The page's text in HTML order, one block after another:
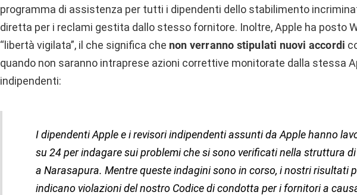
programma di assistenza per tutti i dipendenti dello stabilimento
diretta per i reclami gestita dallo stesso fornitore. Inoltre, Apple ha posto
“libertà vigilata”, il che significa che non verranno stipulati nuovi accordi
quando non saranno intraprese azioni correttive monitorate dalla stessa
indipendenti:
I dipendenti Apple e i revisori indipendenti assunti da Apple hanno
su 24 per indagare sui problemi che si sono verificati nella struttura
a Narasapura. Mentre queste indagini sono in corso, i nostri risultati
indicano violazioni del nostro Codice di condotta per i fornitori a